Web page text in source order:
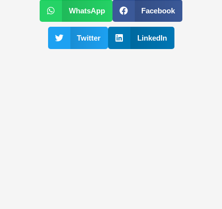
WhatsApp Facebook
Twitter LinkedIn